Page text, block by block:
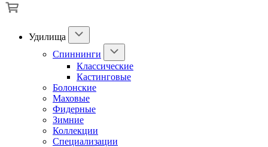
Удилища
Спиннинги
Классические
Кастинговые
Болонские
Маховые
Фидерные
Зимние
Коллекции
Специализации